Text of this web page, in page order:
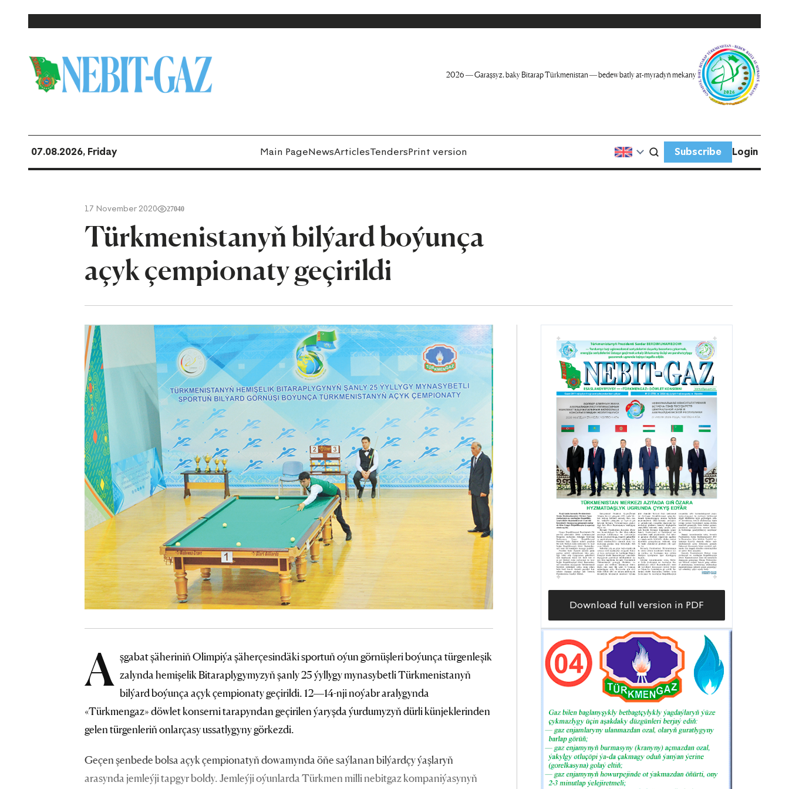
2026 — Garaşsyz, baky Bitarap Türkmenistan — bedew batly at-myradyň mekany
07.08.2026, Friday Main PageNewsArticlesTendersPrint version Subscribe Login
17 November 2020 27040
Türkmenistanyň bilýard boýunça
açyk çempionaty geçirildi
A şgabat şäheriniň Olimpiýa şäherçesindäki sportuň oýun görnüşleri boýunça türgenleşik
zalynda hemişelik Bitaraplygymyzyň şanly 25 ýyllygy mynasybetli Türkmenistanyň
bilýard boýunça açyk çempionaty geçirildi. 12—14-nji noýabr aralygynda
«Türkmengaz» döwlet konserni tarapyndan geçirilen ýaryşda ýurdumyzyň dürli künjeklerinden
gelen türgenleriň onlarçasy ussatlygyny görkezdi.
Geçen şenbede bolsa açyk çempionatyň dowamynda öňe saýlanan bilýardçy ýaşlaryň
arasynda jemleýji tapgyr boldy. Jemleýji oýunlarda Türkmen milli nebitgaz kompaniýasynyň
Download full version in PDF